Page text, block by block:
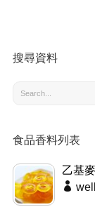
搜尋資料
食品香料列表
乙基